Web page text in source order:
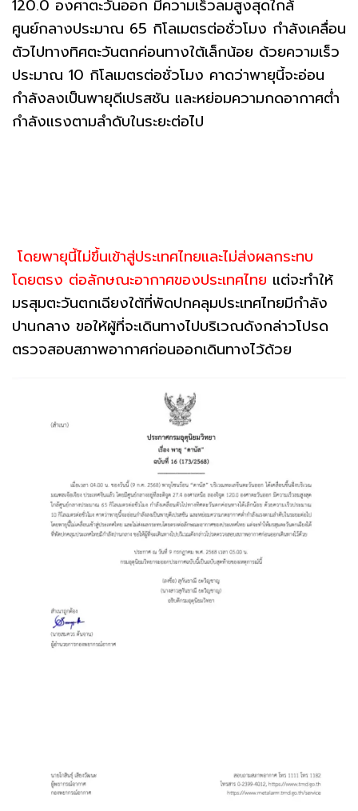
120.0 องศาตะวันออก มีความเร็วลมสูงสุดใกล้
ศูนย์กลางประมาณ 65 กิโลเมตรต่อชั่วโมง กำลังเคลื่อน
ตัวไปทางทิศตะวันตกค่อนทางใต้เล็กน้อย ด้วยความเร็ว
ประมาณ 10 กิโลเมตรต่อชั่วโมง คาดว่าพายุนี้จะอ่อน
กำลังลงเป็นพายุดีเปรสชัน และหย่อมความกดอากาศต่ำ
กำลังแรงตามลำดับในระยะต่อไป
โดยพายุนี้ไม่ขึ้นเข้าสู่ประเทศไทยและไม่ส่งผลกระทบ
โดยตรง ต่อลักษณะอากาศของประเทศไทย แต่จะทำให้
มรสุมตะวันตกเฉียงใต้ที่พัดปกคลุมประเทศไทยมีกำลัง
ปานกลาง ขอให้ผู้ที่จะเดินทางไปบริเวณดังกล่าวโปรด
ตรวจสอบสภาพอากาศก่อนออกเดินทางไว้ด้วย